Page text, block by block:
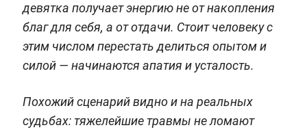
девятка получает энергию не от накопления
благ для себя, а от отдачи. Стоит человеку с
этим числом перестать делиться опытом и
силой — начинаются апатия и усталость.
Похожий сценарий видно и на реальных
судьбах: тяжелейшие травмы не ломают